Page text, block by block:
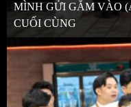
MÌNH GỬI GẮM VÀO
CUỐI CÙNG